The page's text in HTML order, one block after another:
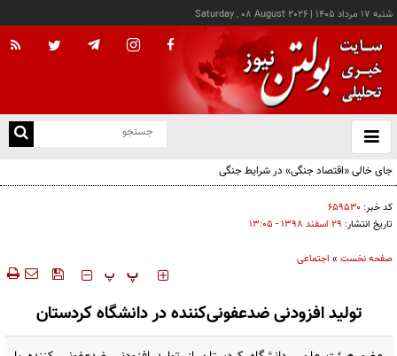
شنبه ۱۷ مرداد ۱۴۰۵ |
Saturday , 08 August 2026
باز
و
جای خالی «اقتصاد جنگی» در شرایط جنگی
کد خبر: ۶۵۹۵۳۰
تاریخ انتشار: ۲۹ اسفند ۱۳۹۸ - ۱۳:۰۵
صفحه نخست » اجتماعی
‍‍‍ پ پ
تولید افزودنی ضدعفونی‌کننده در دانشگاه کردستان